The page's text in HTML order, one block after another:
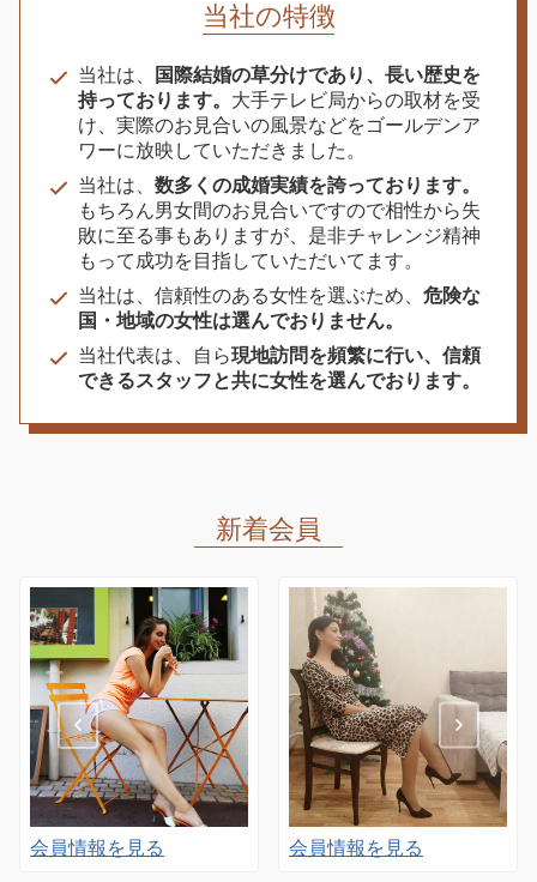
当社の特徴
当社は、
国際結婚の草分けであり、長い歴史を
持っております。 大手テレビ局からの取材を受
け、実際のお見合いの風景などをゴールデンア
ワーに放映していただきました。
当社は、 数多くの成婚実績を誇っております。
もちろん男女間のお見合いですので相性から失
敗に至る事もありますが、是非チャレンジ精神
もって成功を目指していただいてます。
当社は、信頼性のある女性を選ぶため、 危険な
国・地域の女性は選んでおりません。
当社代表は、自ら現地訪問を頻繁に行い、信頼
できるスタッフと共に女性を選んでおります。
新着会員
会員情報を見る 会員情報を見る